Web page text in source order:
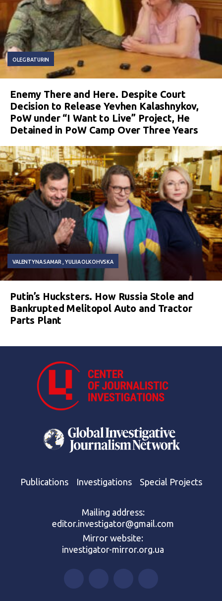
OLEG BATURIN
Enemy There and Here. Despite Court
Decision to Release Yevhen Kalashnykov,
PoW under “I Want to Live” Project, He
Detained in PoW Camp Over Three Years
VALENTYNA SAMAR YULIIA OLKOHVSKA
Putin’s Hucksters. How Russia Stole and
Bankrupted Melitopol Auto and Tractor
Parts Plant
Publications Investigations Special Projects
Mailing address:
editor.investigator@gmail.com
Mirror website:
investigator-mirror.org.ua